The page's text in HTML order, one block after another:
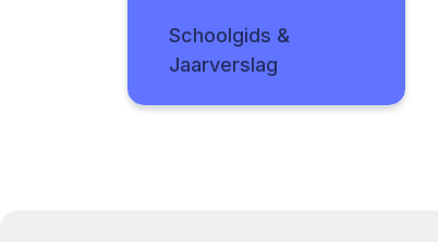
Schoolgids &
Jaarverslag